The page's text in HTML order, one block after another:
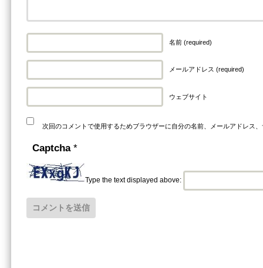
名前 (required)
メールアドレス (required)
ウェブサイト
次回のコメントで使用するためブラウザーに自分の名前、メールアドレス
Captcha *
Type the text displayed above: